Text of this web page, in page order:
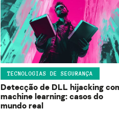
TECNOLOGIAS DE SEGURANÇA
Detecção de DLL hijacking
machine learning: casos do
mundo real